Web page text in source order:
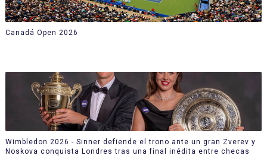
Canadá Open 2026
Wimbledon 2026 - Sinner defiende el trono ante un gran Zverev y
Noskova conquista Londres tras una final inédita entre checas